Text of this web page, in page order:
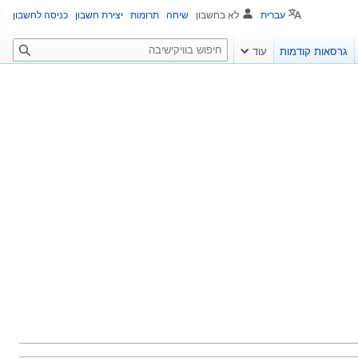
עברית לא בחשבון שיחה תרומות יצירת חשבון כניסה לחשבון
גרסאות קודמות עוד
ח
י